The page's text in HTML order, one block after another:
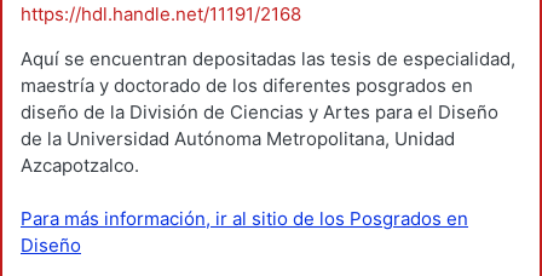
https://hdl.handle.net/11191/2168
Aquí se encuentran depositadas las tesis de especialidad,
maestría y doctorado de los diferentes posgrados en
diseño de la División de Ciencias y Artes para el Diseño
de la Universidad Autónoma Metropolitana, Unidad
Azcapotzalco.
Para más información, ir al sitio de los Posgrados en
Diseño